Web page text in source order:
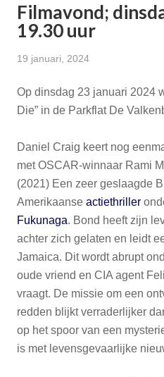
Filmavond;
19.30 uur
19 januari, 2024
Op dinsdag 23 januari 2024
Die” in de Parkflat De
Daniel Craig keert nog
met OSCAR-winnaar Rami
(2021) Een zeer geslaagde
Amerikaanseactiethriller
Fukunaga. Bond heeft zijn
achter zich gelaten en leidt
Jamaica. Dit wordt abrupt
oude vriend en CIA agent
vraagt. De missie om een
redden blijkt verraderlijker
op het spoor van een
is met levensgevaarlijke